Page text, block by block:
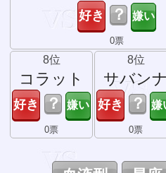
？
0票
8位
コラット
？
0票
8位
サバンナ
？
0票